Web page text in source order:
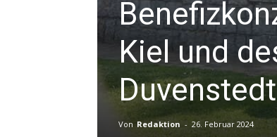
Kiel und
Von Redaktion - 26. Februar 2024